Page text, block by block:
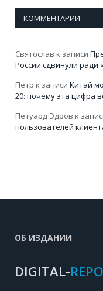
КОММЕНТАРИИ
Святослав к записи
России сдвинули ради
Петр к записи Китай
20: почему эта цифра
Петуард Эдров к
пользователей
ОБ ИЗДАНИИ
DIGITAL-